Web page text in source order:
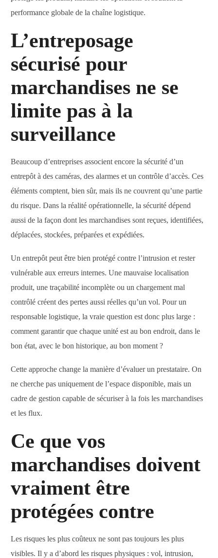
performance globale de la chaîne logistique.
L’entreposage
sécurisé pour
marchandises ne se
limite pas à la
surveillance
Beaucoup d’entreprises associent encore la sécurité d’un
entrepôt à des caméras, des alarmes et un contrôle d’accès. Ces
éléments comptent, bien sûr, mais ils ne couvrent qu’une partie
du risque. Dans la réalité opérationnelle, la sécurité dépend
aussi de la façon dont les marchandises sont reçues, identifiées,
déplacées, stockées, préparées et expédiées.
Un entrepôt peut être bien protégé contre l’intrusion et rester
vulnérable aux erreurs internes. Une mauvaise localisation
produit, une traçabilité incomplète ou un chargement mal
contrôlé créent des pertes aussi réelles qu’un vol. Pour un
responsable logistique, la vraie question est donc plus large :
comment garantir que chaque unité est au bon endroit, dans le
bon état, avec le bon historique, au bon moment ?
Cette approche change la manière d’évaluer un prestataire. On
ne cherche pas uniquement de l’espace disponible, mais un
cadre de gestion capable de sécuriser à la fois les marchandises
et les flux.
Ce que vos
marchandises doivent
vraiment être
protégées contre
Les risques les plus coûteux ne sont pas toujours les plus
visibles. Il y a d’abord les risques physiques : vol, intrusion,